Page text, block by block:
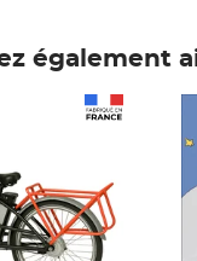
également
Prix